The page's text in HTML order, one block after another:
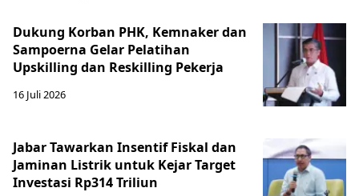
Dukung Korban PHK, Kemnaker dan
Sampoerna Gelar Pelatihan
Upskilling dan Reskilling Pekerja
16 Juli 2026
Jabar Tawarkan Insentif Fiskal dan
Jaminan Listrik untuk Kejar Target
Investasi Rp314 Triliun